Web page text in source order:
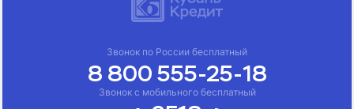
Звонок с мобильного бесплатный
Звонок по России бесплатный
8 800 555-25-18